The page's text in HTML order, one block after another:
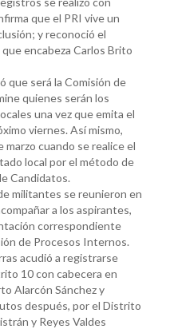
que el PRI vive un
y reconoció el
encabeza Carlos Brito
que será la Comisión de
quienes serán los
una vez que emita el
viernes. Así mismo,
cuando se realice el
local por el método de
Candidatos.
militantes se reunieron en
a los aspirantes,
correspondiente
de Procesos Internos.
acudió a registrarse
10 con cabecera en
Alarcón Sánchez y
después, por el Distrito
y Reyes Valdes